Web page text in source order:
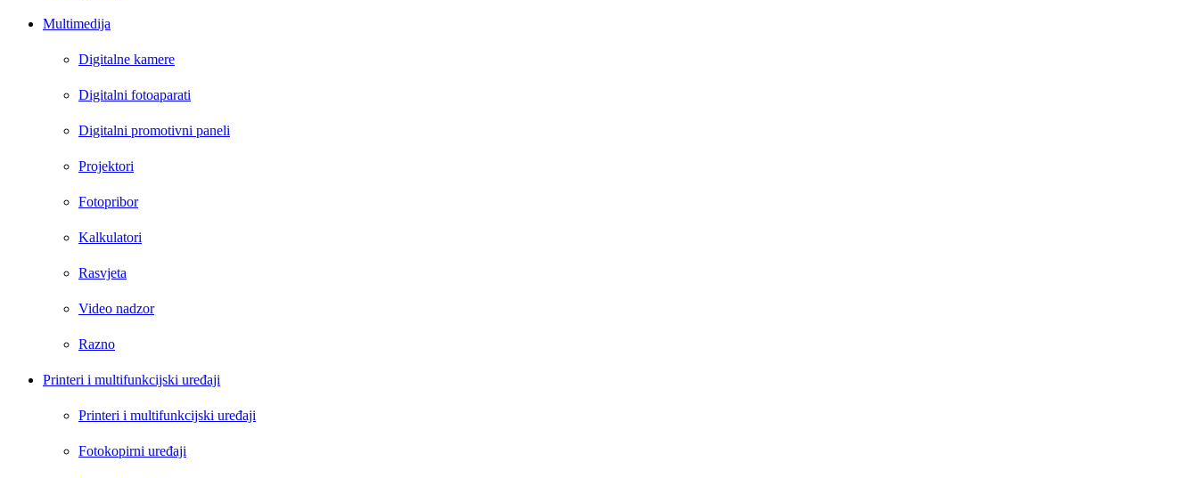
Multimedija
Digitalne kamere
Digitalni fotoaparati
Digitalni promotivni paneli
Projektori
Fotopribor
Kalkulatori
Rasvjeta
Video nadzor
Razno
Printeri i multifunkcijski uređaji
Printeri i multifunkcijski uređaji
Fotokopirni uređaji